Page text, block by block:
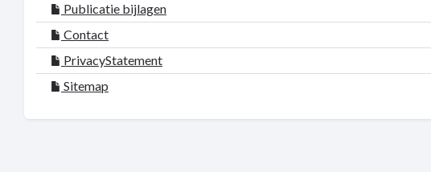
Publicatie bijlagen
Contact
PrivacyStatement
Sitemap